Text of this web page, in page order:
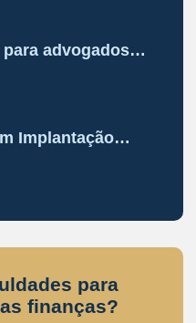
advogados…
Implantação…
para
finanças?